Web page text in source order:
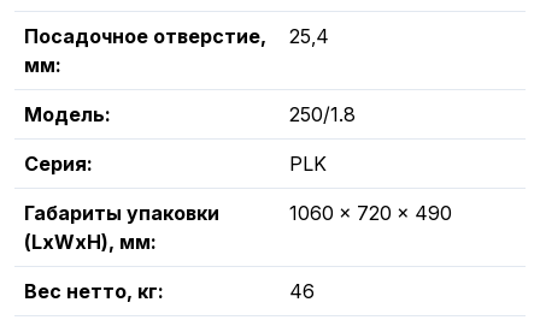
Посадочное отверстие,
мм:
25,4
Модель: 250/1.8
Серия: PLK
Габариты упаковки
(LxWxH), мм:
1060 x 720 x 490
Вес нетто, кг: 46